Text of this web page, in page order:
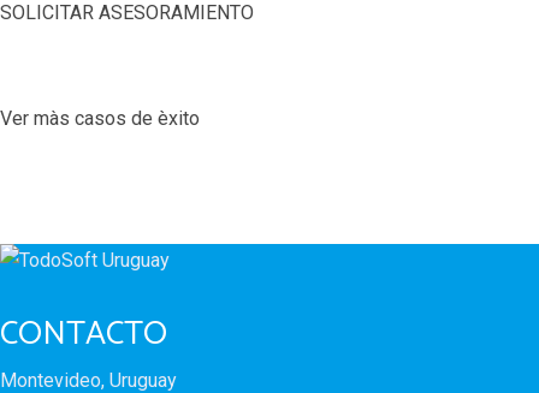
SOLICITAR ASESORAMIENTO
Ver màs casos de èxito
CONTACTO
Montevideo, Uruguay